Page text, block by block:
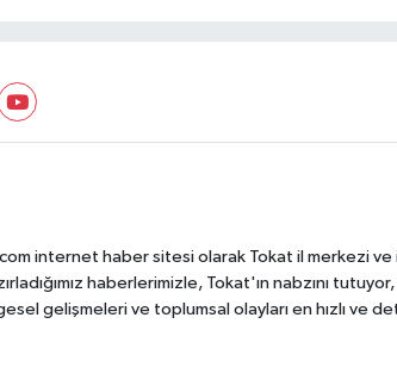
internet haber sitesi olarak Tokat il merkezi
haberlerimizle, Tokat'ın nabzını
gelişmeleri ve toplumsal olayları en hızlı ve